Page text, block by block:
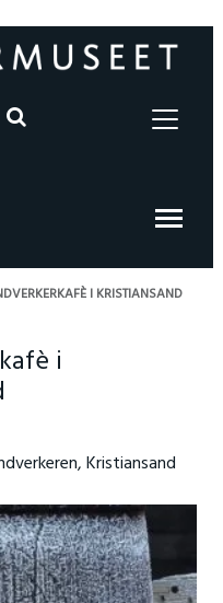
I KRISTIANSAND
i
Kristiansand